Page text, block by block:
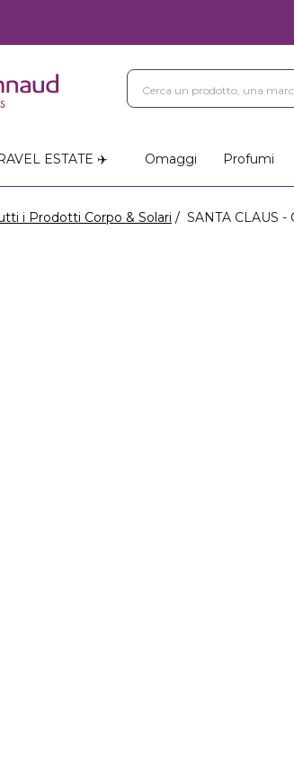
ESTATE ✈️ Omaggi Profumi
i Prodotti Corpo & Solari SANTA CLAUS